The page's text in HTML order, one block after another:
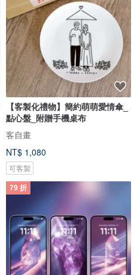
【客製化禮物】簡約萌萌愛情傘_
點心盤_附贈手機桌布
客自畫
NT$ 1,080
可客製
79 折